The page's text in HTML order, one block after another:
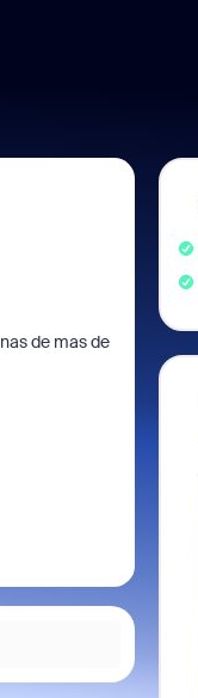
de mas de